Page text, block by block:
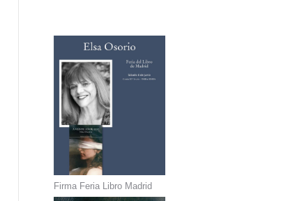
Firma Feria Libro Madrid